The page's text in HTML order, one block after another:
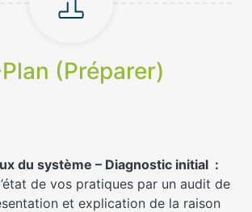
(Préparer)
du système – Diagnostic initial :
de vos pratiques par un audit de
et explication de la raison